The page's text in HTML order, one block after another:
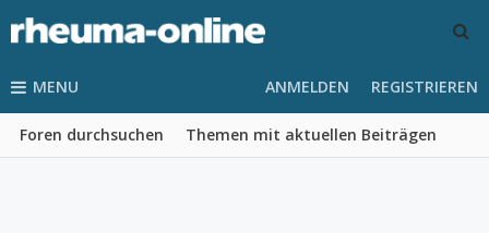
MENU
Foren durchsuchen Themen mit aktuellen Beiträgen
ANMELDEN REGISTRIEREN